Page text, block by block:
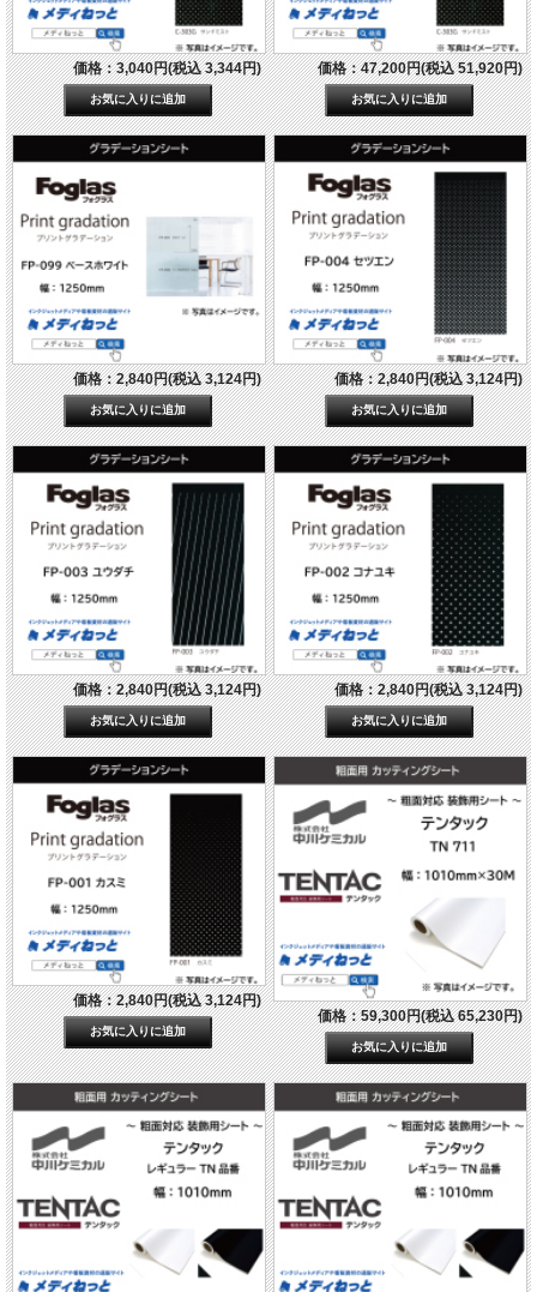
価格：3,040円(税込 3,344円) 価格：47,200円(税込 51,920円)
価格：2,840円(税込 3,124円) 価格：2,840円(税込 3,124円)
価格：2,840円(税込 3,124円) 価格：2,840円(税込 3,124円)
価格：2,840円(税込 3,124円)
価格：59,300円(税込 65,230円)